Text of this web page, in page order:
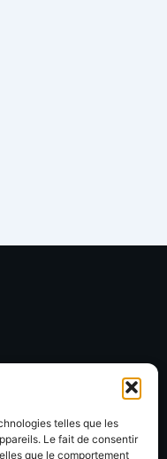
telles que les
Le fait de consentir
que le comportement